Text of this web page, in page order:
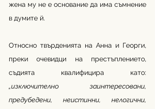
жена му не е основание да има съмнение
в думите й.
Относно твърденията на Анна и Георги,
преки очевидци на престъплението,
„изключително заинтересовани,
предубедени, неистинни, нелогични,